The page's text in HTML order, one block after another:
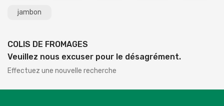
jambon
COLIS DE FROMAGES
Veuillez nous excuser pour le désagrément.
Effectuez une nouvelle recherche